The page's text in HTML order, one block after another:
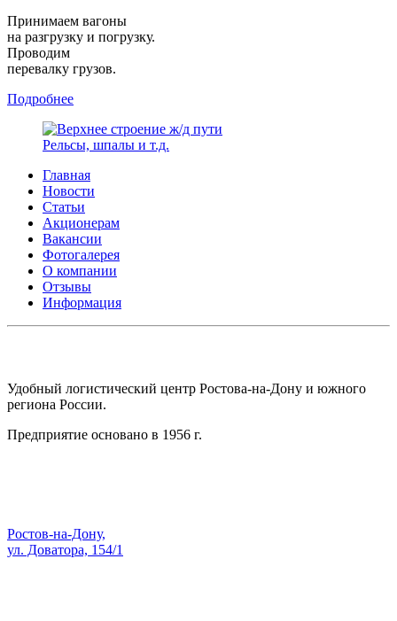
Принимаем вагоны
на разгрузку и погрузку.
Проводим
перевалку грузов.
Подробнее
Рельсы, шпалы и т.д.
Главная
Новости
Статьи
Акционерам
Вакансии
Фотогалерея
О компании
Отзывы
Информация
Удобный логистический центр Ростова-на-Дону и южного
региона России.
Предприятие основано в 1956 г.
Ростов-на-Дону,
ул. Доватора, 154/1